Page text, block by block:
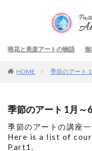
唯花と美楽アートの物語
HOME 季節のアート
季節のアート 1月～
季節のアートの講座
Here is a list of
Part1.